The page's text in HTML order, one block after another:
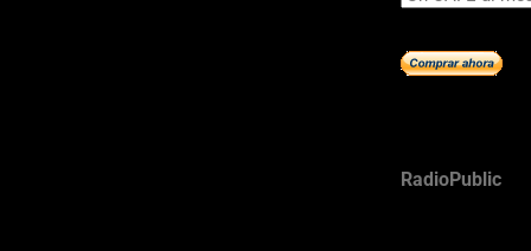
RadioPublic